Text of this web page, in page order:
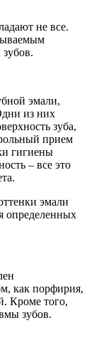
не все.
эмали,
из них
зуба,
прием
гигиены
– все это
эмали
определенных
как порфирия,
Кроме того,
зубов.